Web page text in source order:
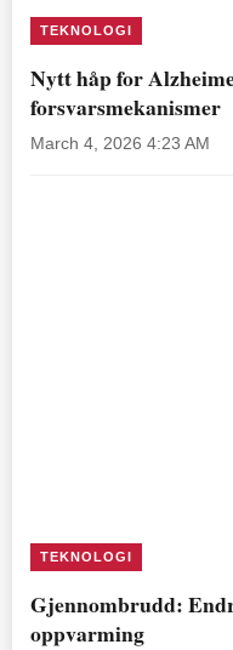
TEKNOLOGI
Nytt håp for
forsvarsmekanismer
March 4, 2026 4:23 AM
TEKNOLOGI
Gjennombrudd:
oppvarming